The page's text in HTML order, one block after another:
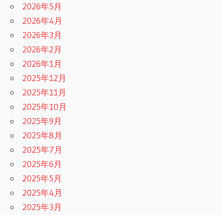
2026年5月
2026年4月
2026年3月
2026年2月
2026年1月
2025年12月
2025年11月
2025年10月
2025年9月
2025年8月
2025年7月
2025年6月
2025年5月
2025年4月
2025年3月